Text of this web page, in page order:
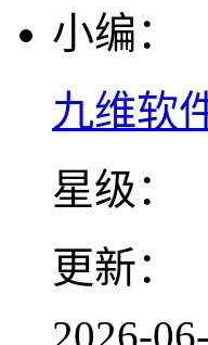
小编：
九维软
星级：
更新：
2026-